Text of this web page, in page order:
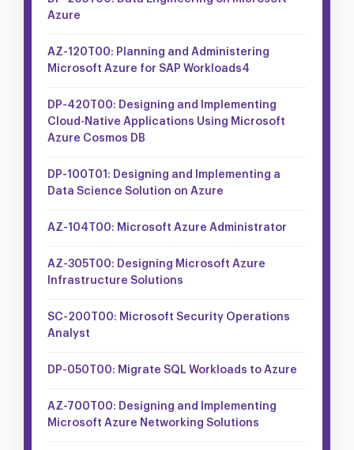
Azure
AZ-120T00: Planning and Administering
Microsoft Azure for SAP Workloads4
DP-420T00: Designing and Implementing
Cloud-Native Applications Using Microsoft
Azure Cosmos DB
DP-100T01: Designing and Implementing a
Data Science Solution on Azure
AZ-104T00: Microsoft Azure Administrator
AZ-305T00: Designing Microsoft Azure
Infrastructure Solutions
SC-200T00: Microsoft Security Operations
Analyst
DP-050T00: Migrate SQL Workloads to Azure
AZ-700T00: Designing and Implementing
Microsoft Azure Networking Solutions